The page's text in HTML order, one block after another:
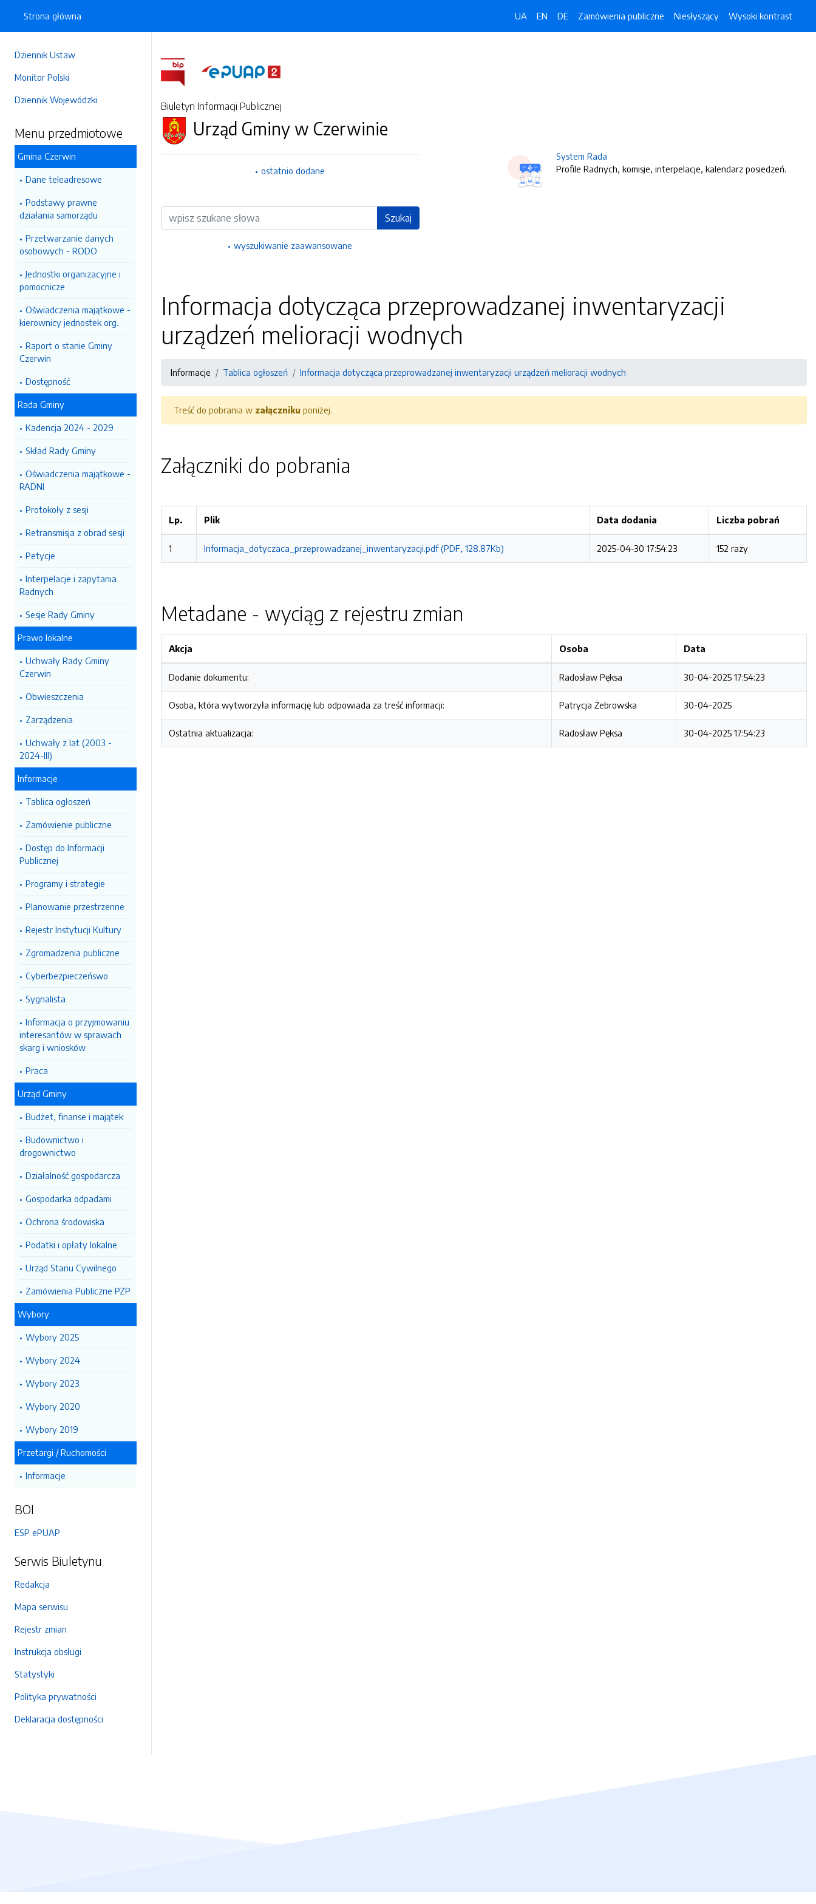
Dziennik Ustaw
Monitor Polski
Dziennik Wojewódzki
Menu przedmiotowe
Gmina Czerwin
Dane teleadresowe
Podstawy prawne
działania samorządu
Przetwarzanie danych
osobowych - RODO
Jednostki organizacyjne i
pomocnicze
Oświadczenia majątkowe -
kierownicy jednostek org.
Raport o stanie Gminy
Czerwin
Dostępność
Rada Gminy
Kadencja 2024 - 2029
Skład Rady Gminy
Oświadczenia majątkowe -
RADNI
Protokoły z sesji
Retransmisja z obrad sesji
Petycje
Interpelacje i zapytania
Radnych
Sesje Rady Gminy
Prawo lokalne
Uchwały Rady Gminy
Czerwin
Obwieszczenia
Zarządzenia
Uchwały z lat (2003 -
2024-III)
Informacje
Tablica ogłoszeń
Zamówienie publiczne
Dostęp do Informacji
Publicznej
Programy i strategie
Planowanie przestrzenne
Rejestr Instytucji Kultury
Zgromadzenia publiczne
Cyberbezpieczeńswo
Sygnalista
Informacja o przyjmowaniu
interesantów w sprawach
skarg i wniosków
Praca
Urząd Gminy
Budżet, finanse i majątek
Budownictwo i
drogownictwo
Działalność gospodarcza
Gospodarka odpadami
Ochrona środowiska
Podatki i opłaty lokalne
Urząd Stanu Cywilnego
Zamówienia Publiczne PZP
Wybory
Wybory 2025
Wybory 2024
Wybory 2023
Wybory 2020
Wybory 2019
Przetargi / Ruchomości
Informacje
BOI
ESP ePUAP
Serwis Biuletynu
Redakcja
Mapa serwisu
Rejestr zmian
Instrukcja obsługi
Statystyki
Polityka prywatności
Deklaracja dostępności
Strona główna UA EN DE Zamówienia publiczne Niesłyszący Wysoki kontrast
Biuletyn Informacji Publicznej
Urząd Gminy w Czerwinie
ostatnio dodane
Wyszukiwarka Szukaj
wyszukiwanie zaawansowane
System Rada
Profile Radnych, komisje, interpelacje, kalendarz posiedzeń.
Informacja dotycząca przeprowadzanej inwentaryzacji
urządzeń melioracji wodnych
Informacje Tablica ogłoszeń Informacja dotycząca przeprowadzanej inwentaryzacji urządzeń melioracji wodnych
Treść do pobrania w załączniku poniżej.
Załączniki do pobrania
Lp. Plik Data dodania Liczba pobrań
1 Informacja_dotyczaca_przeprowadzanej_inwentaryzacji.pdf (PDF, 128.87Kb) 2025-04-30 17:54:23 152 razy
Metadane - wyciąg z rejestru zmian
Akcja Osoba Data
Dodanie dokumentu: Radosław Pęksa 30-04-2025 17:54:23
Osoba, która wytworzyła informację lub odpowiada za treść informacji: Patrycja Żebrowska 30-04-2025
Ostatnia aktualizacja: Radosław Pęksa 30-04-2025 17:54:23